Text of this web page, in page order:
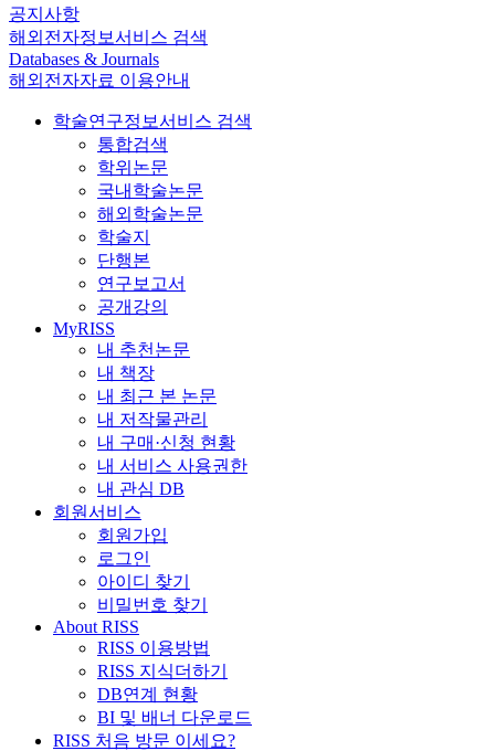
공지사항
해외전자정보서비스 검색
Databases & Journals
해외전자자료 이용안내
학술연구정보서비스 검색
통합검색
학위논문
국내학술논문
해외학술논문
학술지
단행본
연구보고서
공개강의
MyRISS
내 추천논문
내 책장
내 최근 본 논문
내 저작물관리
내 구매·신청 현황
내 서비스 사용권한
내 관심 DB
회원서비스
회원가입
로그인
아이디 찾기
비밀번호 찾기
About RISS
RISS 이용방법
RISS 지식더하기
DB연계 현황
BI 및 배너 다운로드
RISS 처음 방문 이세요?